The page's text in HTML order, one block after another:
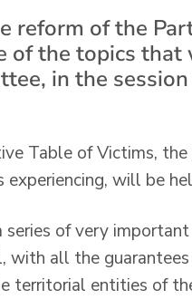
reform of the
of the topics that
in the
Table of Victims,
will be
of very
with all the
territorial entities of